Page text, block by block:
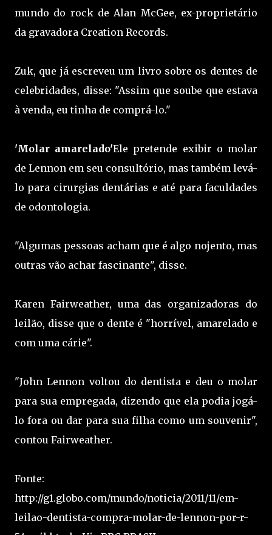
mundo do rock de Alan McGee, ex-proprietário
da gravadora Creation Records.
Zuk, que já escreveu um livro sobre os dentes de
celebridades, disse: "Assim que soube que estava
à venda, eu tinha de comprá-lo."
'Molar amarelado'Ele pretende exibir o molar
de Lennon em seu consultório, mas também levá-
lo para cirurgias dentárias e até para faculdades
de odontologia.
"Algumas pessoas acham que é algo nojento, mas
outras vão achar fascinante", disse.
Karen Fairweather, uma das organizadoras do
leilão, disse que o dente é "horrível, amarelado e
com uma cárie".
"John Lennon voltou do dentista e deu o molar
para sua empregada, dizendo que ela podia jogá-
lo fora ou dar para sua filha como um souvenir",
contou Fairweather.
Fonte:
http://g1.globo.com/mundo/noticia/2011/11/em-
leilao-dentista-compra-molar-de-lennon-por-r-